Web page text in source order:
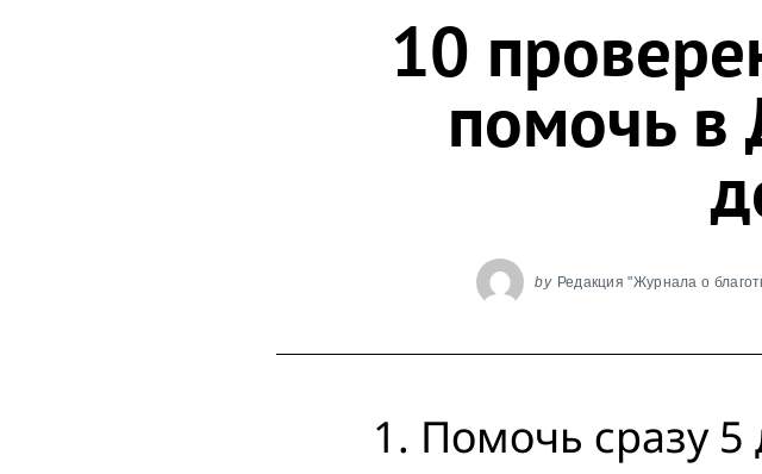
10
помочь в
by Редакция "Журнала о
Помочь сразу 5